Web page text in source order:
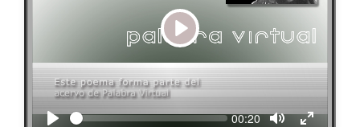
Play
Seek Current
00:20